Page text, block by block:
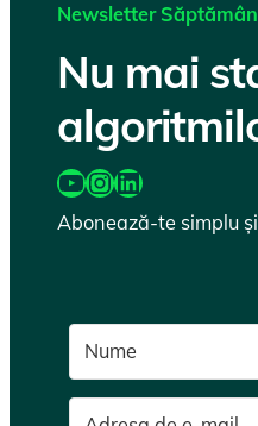
Newsletter
Nu mai
https://www.youtube.com/@katairobi InstagramLinkedIn
Abonează-te simplu